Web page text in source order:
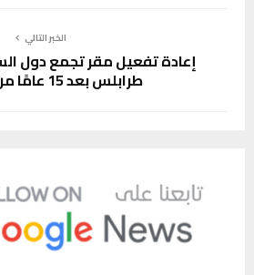
الخبر التالي
إعادة تفعيل مقر تجمع دول
طرابلس بعد 15 عامًا من التوقف